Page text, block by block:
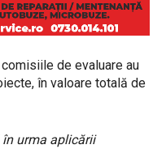
de evaluare au
în valoare totală de
în urma aplicării